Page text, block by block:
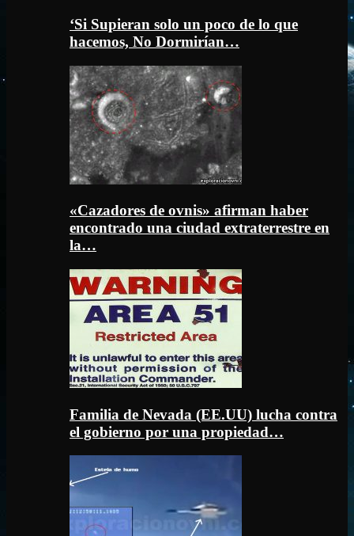
‘Si Supieran solo un poco de lo que
hacemos, No Dormirían…
«Cazadores de ovnis» afirman haber
encontrado una ciudad extraterrestre en
la…
Familia de Nevada (EE.UU) lucha contra
el gobierno por una propiedad…